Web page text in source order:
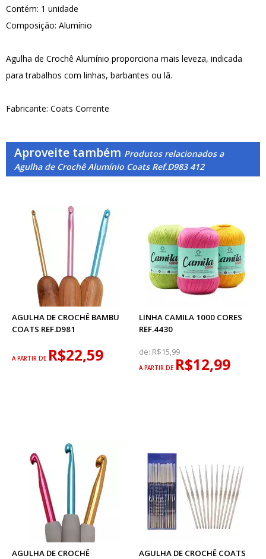
Contém: 1 unidade
Composição: Alumínio
Agulha de Crochê Alumínio proporciona mais leveza, indicada
para trabalhos com linhas, barbantes ou lã.
Fabricante: Coats Corrente
Aproveite também Produtos relacionados a
Agulha de Crochê Alumínio Coats Ref.D983 412
AGULHA DE CROCHÊ BAMBU
COATS REF.D981
A PARTIR DE R$22,59
LINHA CAMILA 1000 CORES
REF.4430
de: R$15,99
A PARTIR DE R$12,99
AGULHA DE CROCHÊ
AGULHA DE CROCHÊ COATS